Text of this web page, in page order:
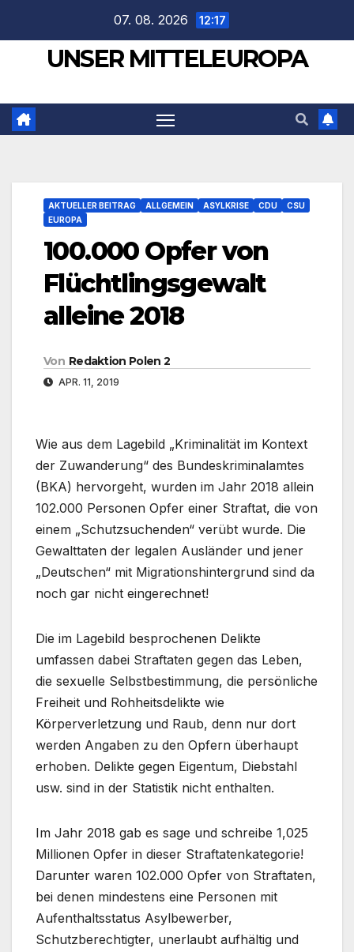
springen
07. 08. 2026 12:17
UNSER MITTELEUROPA
AKTUELLER BEITRAG ALLGEMEIN ASYLKRISE CDU
CSU
EUROPA
100.000 Opfer von
Flüchtlingsgewalt
alleine 2018
Von Redaktion Polen 2
APR. 11, 2019
Wie aus dem Lagebild „Kriminalität im Kontext
der Zuwanderung“ des Bundeskriminalamtes
(BKA) hervorgeht, wurden im Jahr 2018 allein
102.000 Personen Opfer einer Straftat, die von
einem „Schutzsuchenden“ verübt wurde. Die
Gewalttaten der legalen Ausländer und jener
„Deutschen“ mit Migrationshintergrund sind da
noch gar nicht eingerechnet!
Die im Lagebild besprochenen Delikte
umfassen dabei Straftaten gegen das Leben,
die sexuelle Selbstbestimmung, die persönliche
Freiheit und Rohheitsdelikte wie
Körperverletzung und Raub, denn nur dort
werden Angaben zu den Opfern überhaupt
erhoben. Delikte gegen Eigentum, Diebstahl
usw. sind in der Statistik nicht enthalten.
Im Jahr 2018 gab es sage und schreibe 1,025
Millionen Opfer in dieser Straftatenkategorie!
Darunter waren 102.000 Opfer von Straftaten,
bei denen mindestens eine Personen mit
Aufenthaltsstatus Asylbewerber,
Schutzberechtigter, unerlaubt aufhältig und